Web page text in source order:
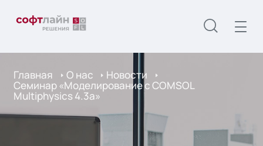
Главная О нас Новости
Семинар «Моделирование с COMSOL
Multiphysics 4.3a»